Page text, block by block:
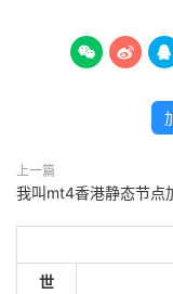
  
上一篇
我叫mt4香港静态节点
世